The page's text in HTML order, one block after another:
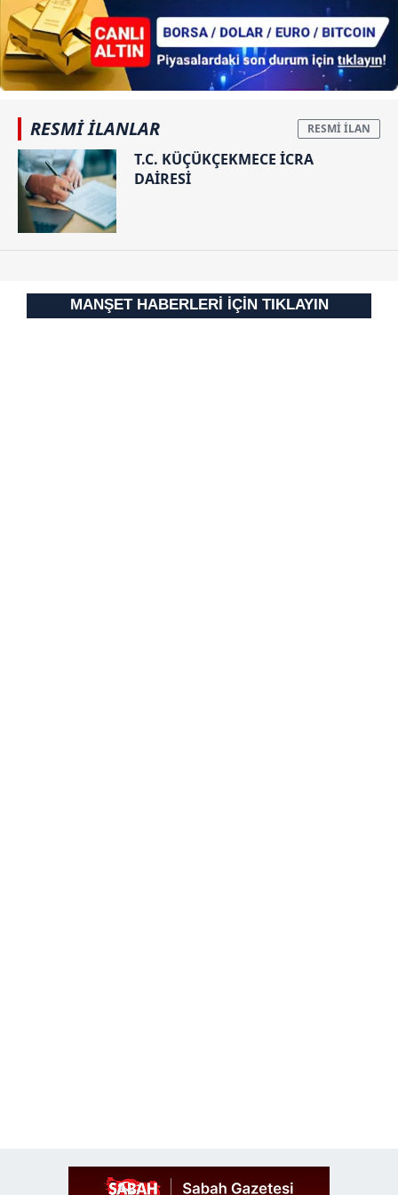
hazırlanmış Aydınlatma Metnimizi okumak ve sitemizde
ilgili mevzuata uygun olarak kullanılan çerezlerle ilgili bilgi
almak için lütfentıklayınız.
RESMİ İLANLAR
T.C. KÜÇÜKÇEKMECE İCRA
DAİRESİ
MANŞET HABERLERİ İÇİN TIKLAYIN